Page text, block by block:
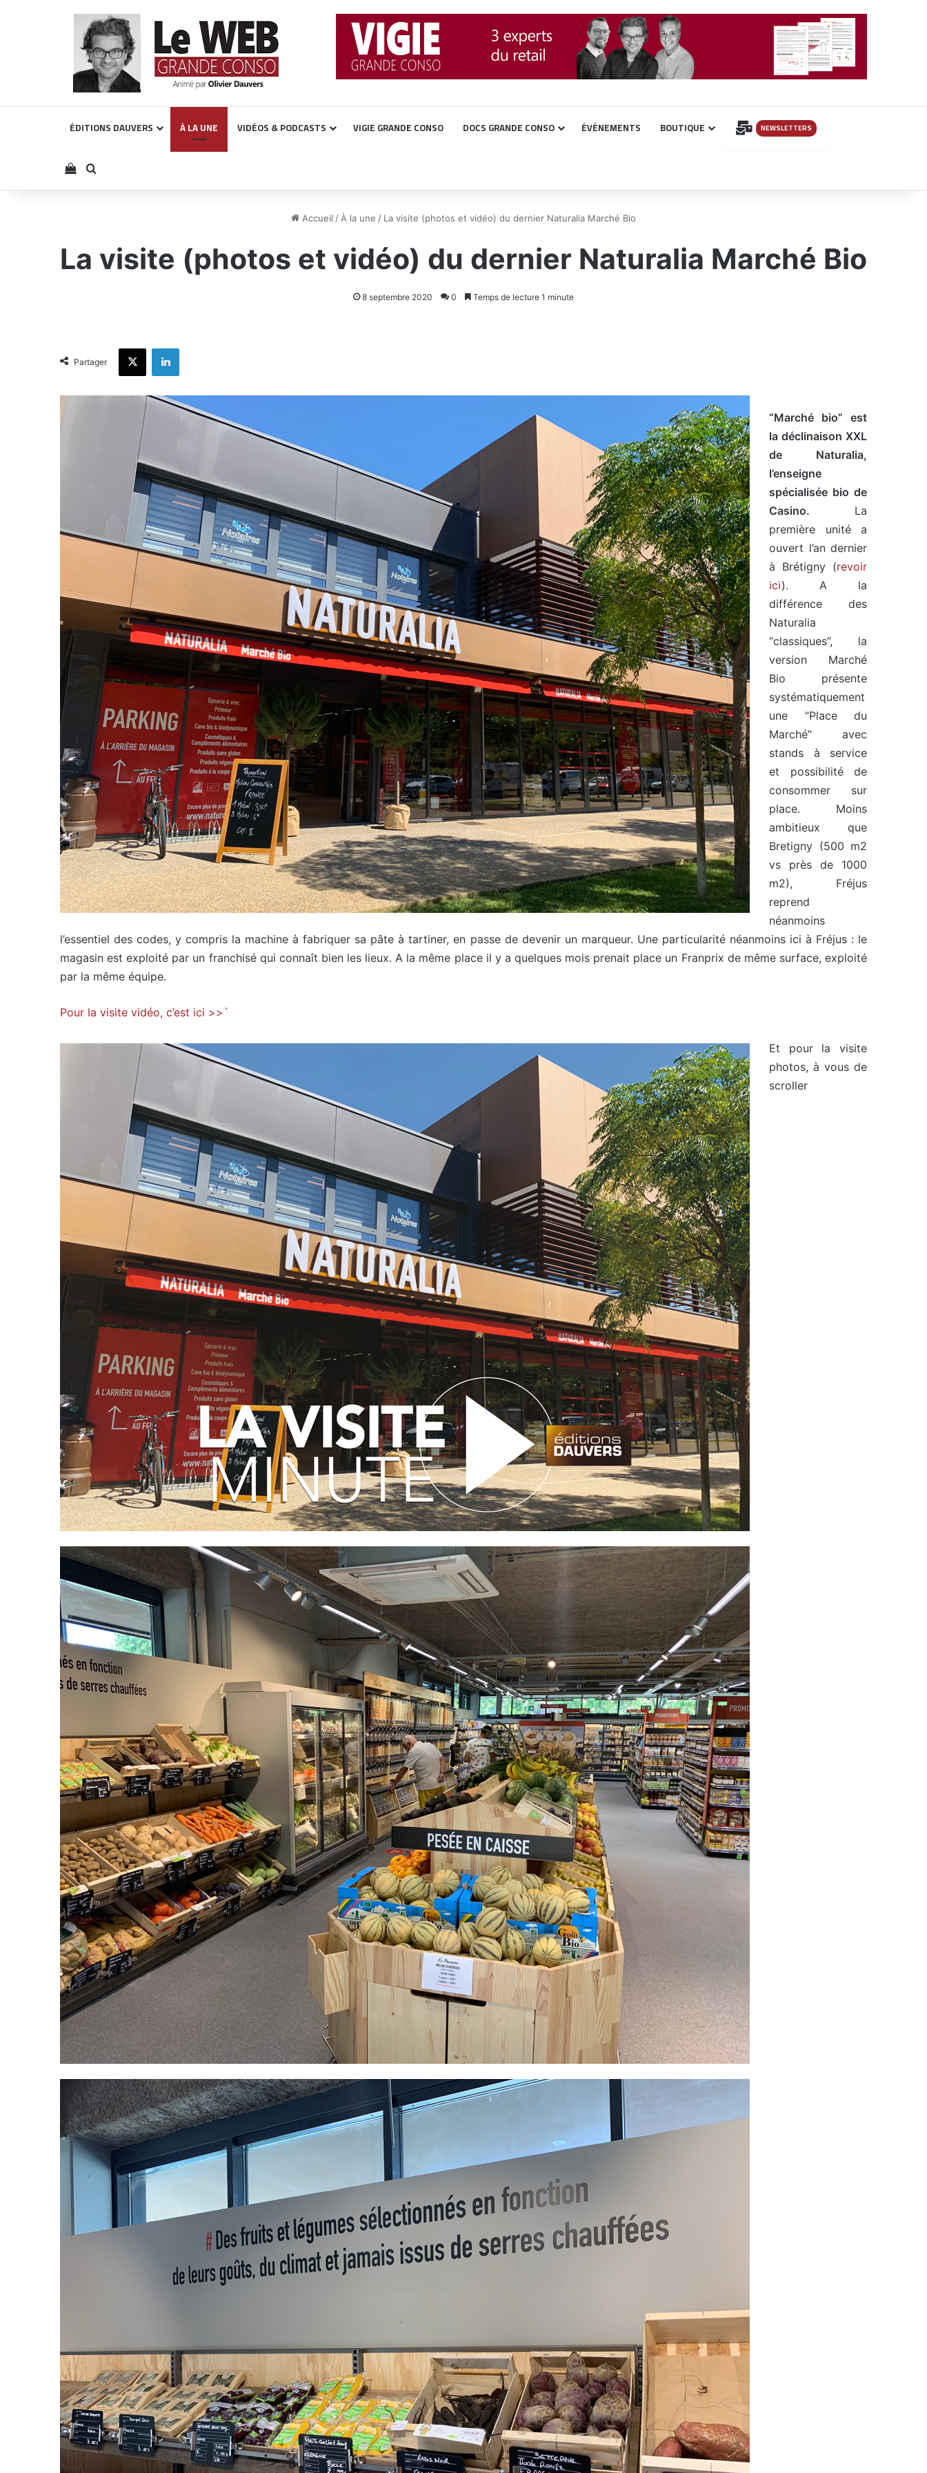
ÉDITIONS DAUVERS À LA UNE VIDÉOS & PODCASTS VIGIE GRANDE CONSO DOCS GRANDE CONSO ÉVÉNEMENTS BOUTIQUE INSCRIPTION
NEWSLETTERS
Voir votre panier
Rechercher
Accueil / À la une / La visite (photos et vidéo) du dernier Naturalia Marché Bio
La visite (photos et vidéo) du dernier Naturalia Marché Bio
8 septembre 2020 0 Temps de lecture 1 minute
Partager
X Linkedin
“Marché bio” est
la déclinaison XXL
de Naturalia,
l’enseigne
spécialisée bio de
Casino. La
première unité a
ouvert l’an dernier
à Brétigny (revoir
ici). A la
différence des
Naturalia
“classiques”, la
version Marché
Bio présente
systématiquement
une “Place du
Marché” avec
stands à service
et possibilité de
consommer sur
place. Moins
ambitieux que
Bretigny (500 m2
vs près de 1000
m2), Fréjus
reprend
néanmoins
l’essentiel des codes, y compris la machine à fabriquer sa pâte à tartiner, en passe de devenir un marqueur. Une particularité néanmoins ici à Fréjus : le
magasin est exploité par un franchisé qui connaît bien les lieux. A la même place il y a quelques mois prenait place un Franprix de même surface, exploité
par la même équipe.
Pour la visite vidéo, c’est ici >>`
Et pour la visite
photos, à vous de
scroller